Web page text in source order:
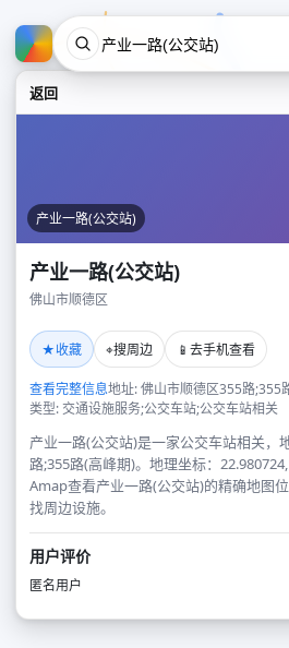
返回
产业一路(公交站)
产业一路(公交站)
佛山市顺德区
★收藏 ⌖搜周边 📱 去手机查看
查看完整信息地址: 佛山市顺德区355路;355
类型: 交通设施服务;公交车站;公交车站相关
产业一路(公交站)是一家公交车站相关，
路;355路(高峰期)。地理坐标：
Amap查看产业一路(公交站)的精确地图
找周边设施。
用户评价
匿名用户